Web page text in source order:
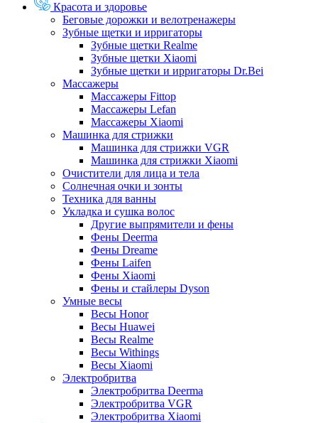
Красота и здоровье
Беговые дорожки и велотренажеры
Зубные щетки и ирригаторы
Зубные щетки Realme
Зубные щетки Xiaomi
Зубные щетки и ирригаторы Dr.Bei
Массажеры
Массажеры Fittop
Массажеры Lefan
Массажеры Xiaomi
Машинка для стрижки
Машинка для стрижки VGR
Машинка для стрижки Xiaomi
Очистители для лица и тела
Солнечная очки и зонты
Техника для ванны
Укладка и сушка волос
Другие выпрямители и фены
Фены Deerma
Фены Dreame
Фены Laifen
Фены Xiaomi
Фены и стайлеры Dyson
Умные весы
Весы Honor
Весы Huawei
Весы Realme
Весы Withings
Весы Xiaomi
Электробритва
Электробритва Deerma
Электробритва VGR
Электробритва Xiaomi